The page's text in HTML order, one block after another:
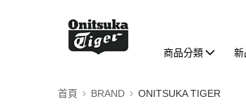
商品分類 新
首頁 BRAND ONITSUKA TIGER